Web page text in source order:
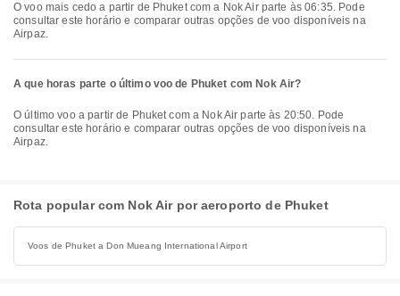
O voo mais cedo a partir de Phuket com a Nok Air parte às 06:35. Pode
consultar este horário e comparar outras opções de voo disponíveis na
Airpaz.
A que horas parte o último voo de Phuket com Nok Air?
O último voo a partir de Phuket com a Nok Air parte às 20:50. Pode
consultar este horário e comparar outras opções de voo disponíveis na
Airpaz.
Rota popular com Nok Air por aeroporto de Phuket
Voos de Phuket a Don Mueang International Airport